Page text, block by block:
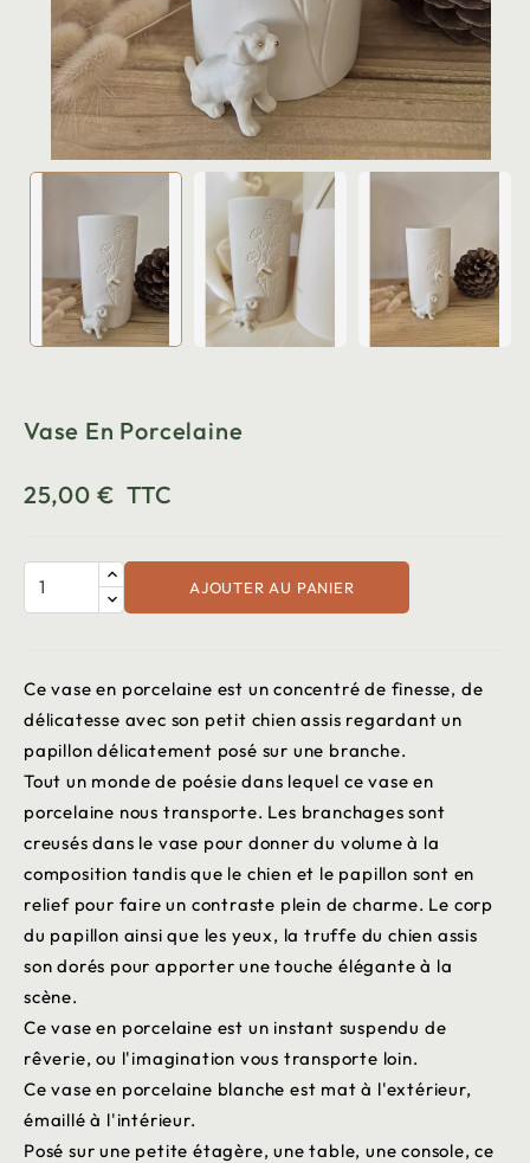
Vase En Porcelaine
25,00 € TTC
AJOUTER AU PANIER
Ce vase en porcelaine est un concentré de finesse, de
délicatesse avec son petit chien assis regardant un
papillon délicatement posé sur une branche.
Tout un monde de poésie dans lequel ce vase en
porcelaine nous transporte. Les branchages sont
creusés dans le vase pour donner du volume à la
composition tandis que le chien et le papillon sont en
relief pour faire un contraste plein de charme. Le corp
du papillon ainsi que les yeux, la truffe du chien assis
son dorés pour apporter une touche élégante à la
scène.
Ce vase en porcelaine est un instant suspendu de
rêverie, ou l'imagination vous transporte loin.
Ce vase en porcelaine blanche est mat à l'extérieur,
émaillé à l'intérieur.
Posé sur une petite étagère, une table, une console, ce